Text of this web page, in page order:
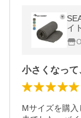
イ
ド
旅
小さくなって
Mサイズを購